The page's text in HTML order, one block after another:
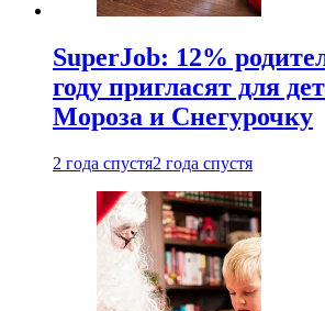
SuperJob: 12%
году пригласят для
Мороза и Снегурочку
2 года спустя2 года спустя